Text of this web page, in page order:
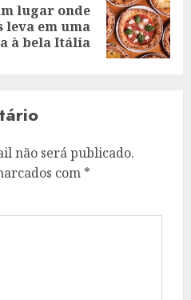
lugar onde
leva em uma
à bela Itália
não será publicado.
com *